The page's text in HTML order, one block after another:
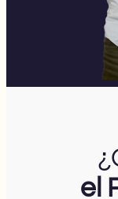
el